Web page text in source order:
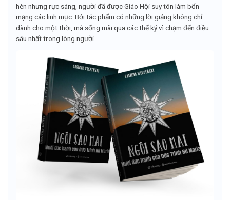
hèn nhưng rực sáng, người đã được Giáo Hội suy tôn làm bổn
mạng các linh mục. Bởi tác phẩm có những lời giảng không chỉ
dành cho một thời, mà sống mãi qua các thế kỷ vì chạm đến điều
sâu nhất trong lòng người...